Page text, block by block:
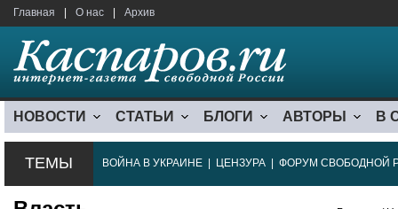
Главная О нас Архив
НОВОСТИ СТАТЬИ БЛОГИ АВТОРЫ В
ТЕМЫ ВОЙНА В УКРАИНЕ ЦЕНЗУРА ФОРУМ СВОБОДНОЙ